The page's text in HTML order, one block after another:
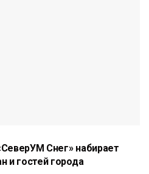
Снег» набирает
и гостей города